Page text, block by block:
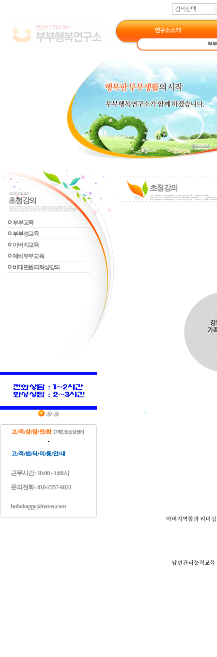
검색선택
연구소소개
부
curriculum
초청강의
부부교육
부부성교육
아버지교육
예비부부교육
비대면원격화상강의
근무시간 : 10:00 - 5:00시
문의전화 : 010-2357-6021
bubuhappy@naver.com
초청강의